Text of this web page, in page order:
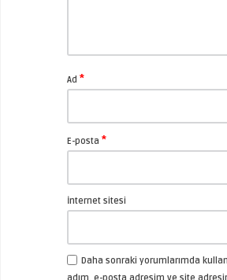
Ad *
E-posta *
İnternet sitesi
Daha sonraki yorumlarımda